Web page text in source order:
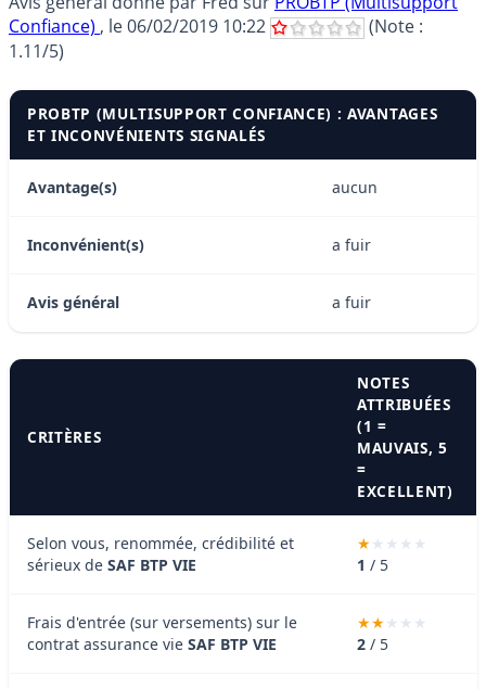
Confiance) , le06/02/2019 10:22
(Note :
1.11/5)
PROBTP (MULTISUPPORT CONFIANCE) : AVANTAGES
ET INCONVÉNIENTS SIGNALÉS
Avantage(s) aucun
Inconvénient(s) a fuir
Avis général a fuir
CRITÈRES
NOTES
ATTRIBUÉES
(1 =
MAUVAIS, 5
=
EXCELLENT)
Selon vous, renommée, crédibilité et
sérieux de SAF BTP VIE 1 / 5
Frais d'entrée (sur versements) sur le
contrat assurance vie SAF BTP VIE 2 / 5